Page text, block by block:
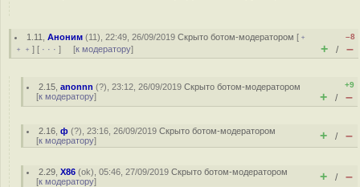
1.11 ,Аноним (11), 22:49, 26/09/2019Скрыто ботом-модератором [ ﹢
﹢﹢ ] [ · · · ] [к модератору]
–8
+ / –
2.15 ,anonnn (?), 23:12, 26/09/2019Скрыто ботом-модератором
[к модератору]
+9
+ / –
2.16 ,ф (?), 23:16, 26/09/2019Скрыто ботом-модератором
[к модератору] + / –
2.29 ,X86 (ok), 05:46, 27/09/2019Скрыто ботом-модератором
[к модератору] + / –